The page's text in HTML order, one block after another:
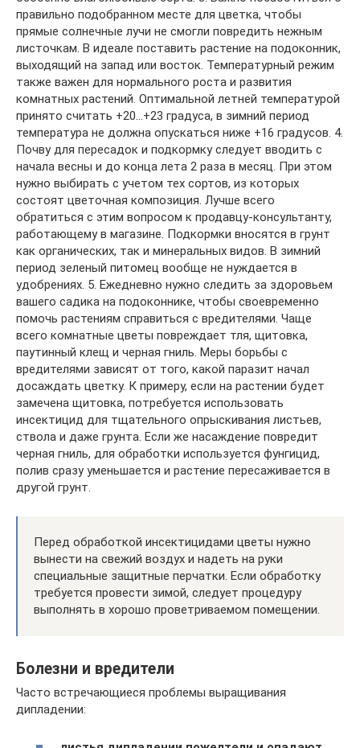
правильно подобранном месте для цветка, чтобы
прямые солнечные лучи не смогли повредить нежным
листочкам. В идеале поставить растение на подоконник,
выходящий на запад или восток. Температурный режим
также важен для нормального роста и развития
комнатных растений. Оптимальной летней температурой
принято считать +20…+23 градуса, в зимний период
температура не должна опускаться ниже +16 градусов. 4.
Почву для пересадок и подкормку следует вводить с
начала весны и до конца лета 2 раза в месяц. При этом
нужно выбирать с учетом тех сортов, из которых
состоят цветочная композиция. Лучше всего
обратиться с этим вопросом к продавцу-консультанту,
работающему в магазине. Подкормки вносятся в грунт
как органических, так и минеральных видов. В зимний
период зеленый питомец вообще не нуждается в
удобрениях. 5. Ежедневно нужно следить за здоровьем
вашего садика на подоконнике, чтобы своевременно
помочь растениям справиться с вредителями. Чаще
всего комнатные цветы повреждает тля, щитовка,
паутинный клещ и черная гниль. Меры борьбы с
вредителями зависят от того, какой паразит начал
досаждать цветку. К примеру, если на растении будет
замечена щитовка, потребуется использовать
инсектицид для тщательного опрыскивания листьев,
ствола и даже грунта. Если же насаждение повредит
черная гниль, для обработки используется фунгицид,
полив сразу уменьшается и растение пересаживается в
другой грунт.
Перед обработкой инсектицидами цветы нужно
вынести на свежий воздух и надеть на руки
специальные защитные перчатки. Если обработку
требуется провести зимой, следует процедуру
выполнять в хорошо проветриваемом помещении.
Болезни и вредители
Часто встречающиеся проблемы выращивания
дипладении: